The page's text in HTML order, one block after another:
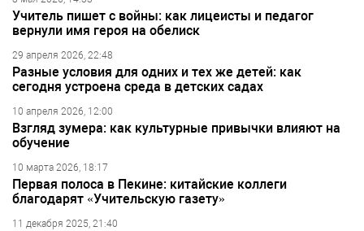
Учитель пишет с войны: как лицеисты и педагог
вернули имя героя на обелиск
29 апреля 2026, 22:48
Разные условия для одних и тех же детей: как
сегодня устроена среда в детских садах
10 апреля 2026, 12:00
Взгляд зумера: как культурные привычки влияют на
обучение
10 марта 2026, 18:17
Первая полоса в Пекине: китайские коллеги
благодарят «Учительскую газету»
11 декабря 2025, 21:40